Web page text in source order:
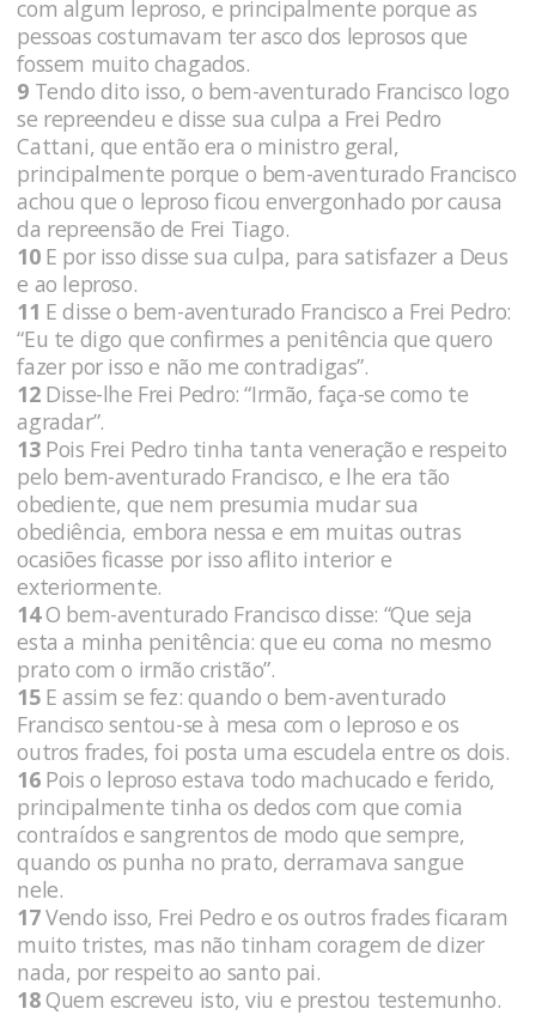
com algum leproso, e principalmente porque as
pessoas costumavam ter asco dos leprosos que
fossem muito chagados.
9 Tendo dito isso, o bem-aventurado Francisco logo
se repreendeu e disse sua culpa a Frei Pedro
Cattani, que então era o ministro geral,
principalmente porque o bem-aventurado Francisco
achou que o leproso ficou envergonhado por causa
da repreensão de Frei Tiago.
10E por isso disse sua culpa, para satisfazer a Deus
e ao leproso.
11 E disse o bem-aventurado Francisco a Frei Pedro:
“Eu te digo que confirmes a penitência que quero
fazer por isso e não me contradigas”.
12Disse-lhe Frei Pedro: “Irmão, faça-se como te
agradar”.
13Pois Frei Pedro tinha tanta veneração e respeito
pelo bem-aventurado Francisco, e lhe era tão
obediente, que nem presumia mudar sua
obediência, embora nessa e em muitas outras
ocasiões ficasse por isso aflito interior e
exteriormente.
14O bem-aventurado Francisco disse: “Que seja
esta a minha penitência: que eu coma no mesmo
prato com o irmão cristão”.
15E assim se fez: quando o bem-aventurado
Francisco sentou-se à mesa com o leproso e os
outros frades, foi posta uma escudela entre os dois.
16Pois o leproso estava todo machucado e ferido,
principalmente tinha os dedos com que comia
contraídos e sangrentos de modo que sempre,
quando os punha no prato, derramava sangue
nele.
17Vendo isso, Frei Pedro e os outros frades ficaram
muito tristes, mas não tinham coragem de dizer
nada, por respeito ao santo pai.
18Quem escreveu isto, viu e prestou testemunho.